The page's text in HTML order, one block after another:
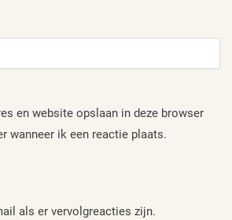
en website opslaan in deze browser
wanneer ik een reactie plaats.
als er vervolgreacties zijn.